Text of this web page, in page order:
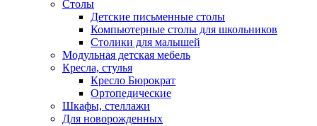
Столы
Детские письменные столы
Компьютерные столы для школьников
Столики для малышей
Модульная детская мебель
Кресла, стулья
Кресло Бюрократ
Ортопедические
Шкафы, стеллажи
Для новорожденных